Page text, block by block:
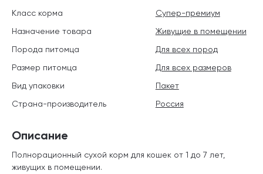
Описание
Полнорационный сухой корм для кошек от 1 до 7 лет,
живущих в помещении.
Класс корма
Супер-премиум
Назначение товара
Живущие в помещении
Порода питомца
Для всех пород
Размер питомца
Для всех размеров
Вид упаковки
Пакет
Страна-производитель
Россия